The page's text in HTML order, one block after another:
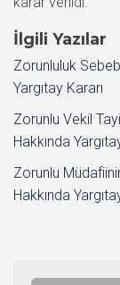
İlgili Yazılar
Zorunluluk
Yargıtay Kararı
Zorunlu Vekil
Hakkında
Zorunlu
Hakkında